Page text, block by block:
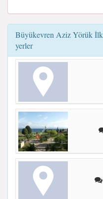
Büyükevren Aziz Yörük
yerler